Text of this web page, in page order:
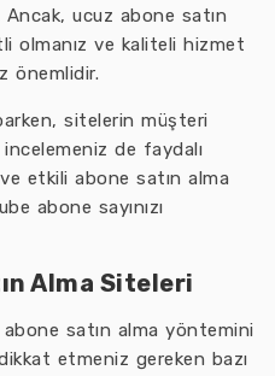
Ancak, ucuz abone satın
olmanız ve kaliteli hizmet
önemlidir.
sitelerin müşteri
incelemeniz de faydalı
etkili abone satın alma
abone sayınızı
Alma Siteleri
abone satın alma yöntemini
etmeniz gereken bazı